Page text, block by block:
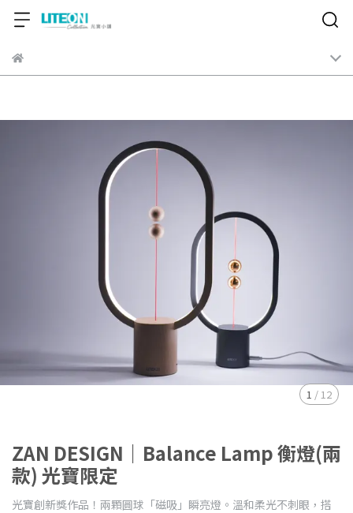
1 / 12
ZAN DESIGN｜Balance Lamp 衡燈(兩
款) 光寶限定
光寶創新獎作品！兩顆圓球「磁吸」瞬亮燈。溫和柔光不刺眼，搭